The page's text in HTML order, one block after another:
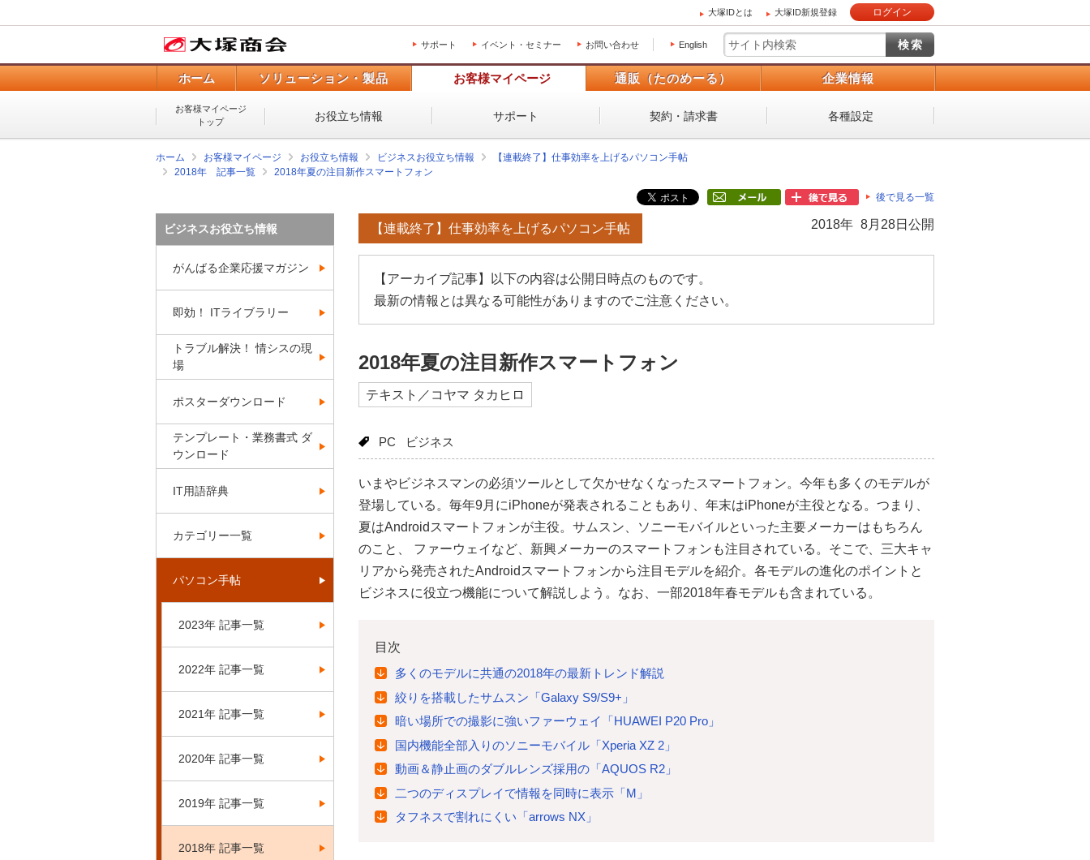
大塚IDとは 大塚ID新規登録 ログイン
サポート イベント・セミナー お問い合わせ English
ホーム ソリューション・製品 お客様マイページ 通販（たのめーる） 企業情報
お客様マイページ
トップ
お役立ち情報 サポート 契約・請求書 各種設定
ホーム お客様マイページ お役立ち情報 ビジネスお役立ち情報
【連載終了】仕事効率を上げるパソコン手帖
2018年 記事一覧
2018年夏の注目新作スマートフォン
後で見る一覧
2018年 8月28日公開
【連載終了】仕事効率を上げるパソコン手帖
【アーカイブ記事】以下の内容は公開日時点のものです。
最新の情報とは異なる可能性がありますのでご注意ください。
2018年夏の注目新作スマートフォン
テキスト／コヤマ タカヒロ
PC ビジネス
いまやビジネスマンの必須ツールとして欠かせなくなったスマートフォン。今年も多くのモデルが
登場している。毎年9月にiPhoneが発表されることもあり、年末はiPhoneが主役となる。つまり、
夏はAndroidスマートフォンが主役。サムスン、ソニーモバイルといった主要メーカーはもちろん
のこと、 ファーウェイなど、新興メーカーのスマートフォンも注目されている。そこで、三大キャ
リアから発売されたAndroidスマートフォンから注目モデルを紹介。各モデルの進化のポイントと
ビジネスに役立つ機能について解説しよう。なお、一部2018年春モデルも含まれている。
目次
多くのモデルに共通の2018年の最新トレンド解説
絞りを搭載したサムスン「Galaxy S9/S9+」
暗い場所での撮影に強いファーウェイ「HUAWEI P20 Pro」
国内機能全部入りのソニーモバイル「Xperia XZ 2」
動画＆静止画のダブルレンズ採用の「AQUOS R2」
二つのディスプレイで情報を同時に表示「M」
タフネスで割れにくい「arrows NX」
ビジネスお役立ち情報
がんばる企業応援マガジン
即効！ ITライブラリー
トラブル解決！ 情シスの現
場
ポスターダウンロード
テンプレート・業務書式 ダ
ウンロード
IT用語辞典
カテゴリー一覧
パソコン手帖
2023年 記事一覧
2022年 記事一覧
2021年 記事一覧
2020年 記事一覧
2019年 記事一覧
2018年 記事一覧